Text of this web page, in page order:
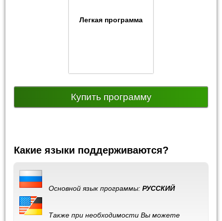
Легкая программа
Купить программу
Какие языки поддерживаются?
Основной язык программы:РУССКИЙ
Также при необходимости Вы можете